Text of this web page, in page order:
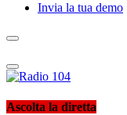
Invia la tua demo
Radio 104
Like It !
Ascolta la diretta